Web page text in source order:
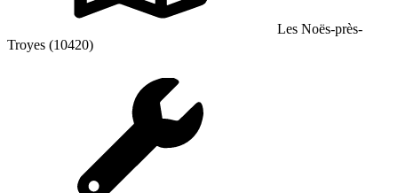
Les Noës-près-
Troyes (10420)